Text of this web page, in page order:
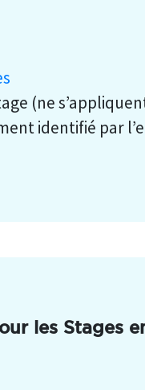
(ne
identifié par
les Stages